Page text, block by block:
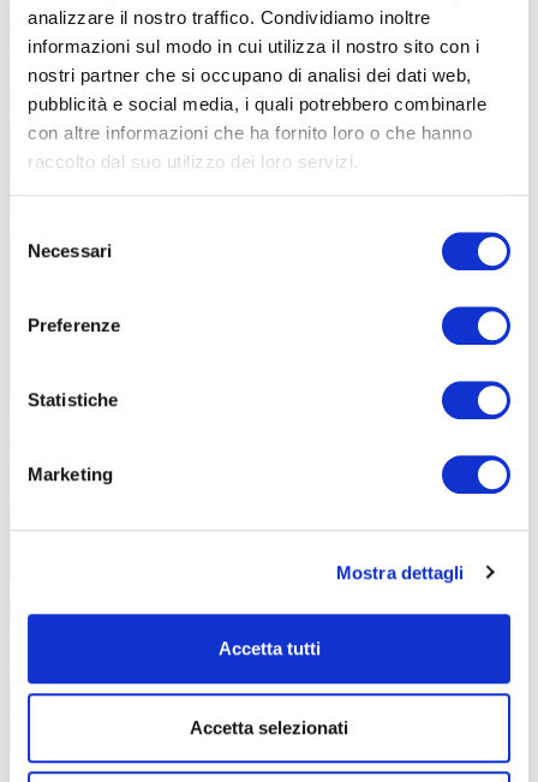
analizzare il nostro traffico. Condividiamo inoltre
informazioni sul modo in cui utilizza il nostro sito con i
nostri partner che si occupano di analisi dei dati web,
pubblicità e social media, i quali potrebbero combinarle
con altre informazioni che ha fornito loro o che hanno
raccolto dal suo utilizzo dei loro servizi.
delNecessari
Preferenze
Statistiche
Marketing
Mostra dettagli
Accetta tutti
Accetta selezionati